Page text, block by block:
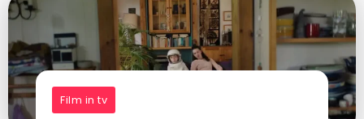
Film in tv